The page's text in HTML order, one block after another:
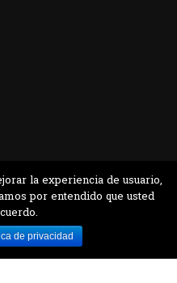
la experiencia de usuario,
por entendido que usted
de privacidad